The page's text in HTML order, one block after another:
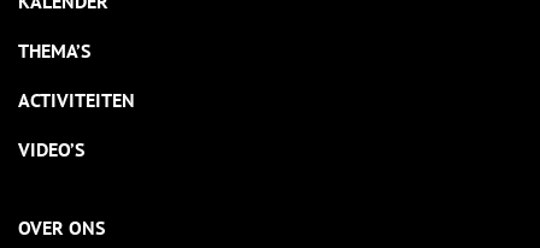
THEMA’S
ACTIVITEITEN
VIDEO’S
OVER ONS